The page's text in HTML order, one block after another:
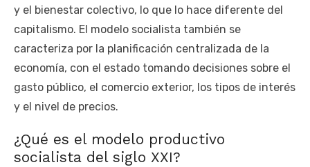
y el bienestar colectivo, lo que lo hace diferente del
capitalismo. El modelo socialista también se
caracteriza por la planificación centralizada de la
economía, con el estado tomando decisiones sobre el
gasto público, el comercio exterior, los tipos de interés
y el nivel de precios.
¿Qué es el modelo productivo
socialista del siglo XXI?